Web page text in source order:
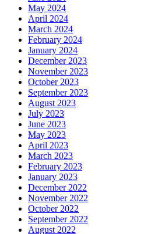
May 2024
April 2024
March 2024
February 2024
January 2024
December 2023
November 2023
October 2023
September 2023
August 2023
July 2023
June 2023
May 2023
April 2023
March 2023
February 2023
January 2023
December 2022
November 2022
October 2022
September 2022
August 2022